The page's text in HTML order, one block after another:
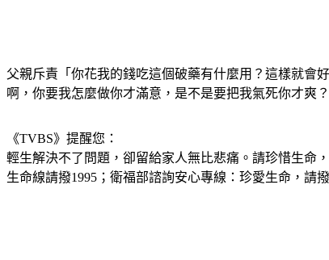
父親斥責「你花我的錢吃這個破藥有什麼用？這樣就
啊，你要我怎麼做你才滿意，是不是要把我氣死你才爽
《TVBS》提醒您：
輕生解決不了問題，卻留給家人無比悲痛。請珍惜生命
生命線請撥1995；衛福部諮詢安心專線：珍愛生命，請